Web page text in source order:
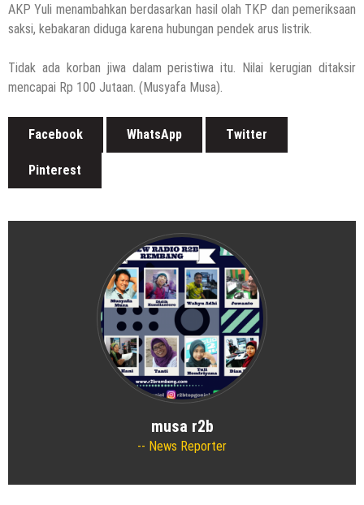
HEADLINE
UKW Disebut Sebagai Mahkota Seorang
Dari 20 Ribu Orang
12 November 2021 bymusa r2b
AKP Yuli menambahkan berdasarkan hasil olah TKP dan pemeriksaan
saksi, kebakaran diduga karena hubungan pendek arus listrik.
Tidak ada korban jiwa dalam peristiwa itu. Nilai kerugian ditaksir
mencapai Rp 100 Jutaan. (Musyafa Musa).
Facebook WhatsApp Twitter
Pinterest
musa r2b
News Reporter